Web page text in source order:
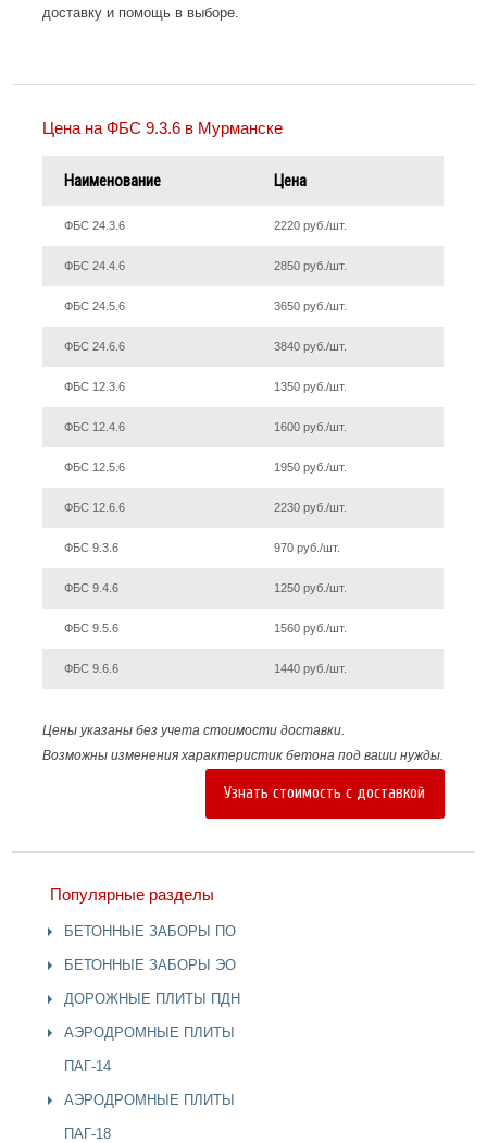
доставку и помощь в выборе.
Цена на ФБС 9.3.6 в Мурманске
Наименование Цена
ФБС 24.3.6 2220 руб./шт.
ФБС 24.4.6 2850 руб./шт.
ФБС 24.5.6 3650 руб./шт.
ФБС 24.6.6 3840 руб./шт.
ФБС 12.3.6 1350 руб./шт.
ФБС 12.4.6 1600 руб./шт.
ФБС 12.5.6 1950 руб./шт.
ФБС 12.6.6 2230 руб./шт.
ФБС 9.3.6 970 руб./шт.
ФБС 9.4.6 1250 руб./шт.
ФБС 9.5.6 1560 руб./шт.
ФБС 9.6.6 1440 руб./шт.
Цены указаны без учета стоимости доставки.
Возможны изменения характеристик бетона под ваши нужды.
Узнать стоимость с доставкой
Популярные разделы
БЕТОННЫЕ ЗАБОРЫ ПО
БЕТОННЫЕ ЗАБОРЫ ЭО
ДОРОЖНЫЕ ПЛИТЫ ПДН
АЭРОДРОМНЫЕ ПЛИТЫ
ПАГ-14
АЭРОДРОМНЫЕ ПЛИТЫ
ПАГ-18